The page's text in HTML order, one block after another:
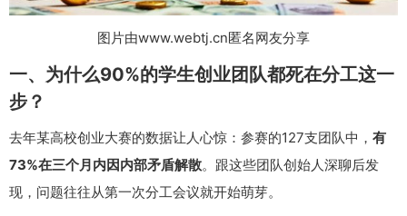
图片由www.webtj.cn匿名网友分享
一、为什么90%的学生创业团队都死在分工这一
步？
去年某高校创业大赛的数据让人心惊：参赛的127支团队中， 有
73%在三个月内因内部矛盾解散。跟这些团队创始人深聊后发
现，问题往往从第一次分工会议就开始萌芽。